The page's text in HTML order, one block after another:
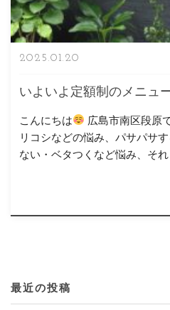
いよいよ定額制のメニュ
2025.01.20
こんにちは
広島市南区段原
リコシなどの悩み、パサパサ
ない・ベタつくなど悩み、そ
最近の投稿